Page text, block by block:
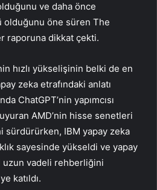
ve daha önce
olduğunu öne süren The
raporuna dikkat çekti.
hızlı yükselişinin belki de en
zeka etrafındaki anlatı
ChatGPT’nin yapımcısı
AMD’nin hisse senetleri
sürdürürken, IBM yapay zeka
sayesinde yükseldi ve yapay
uzun vadeli rehberliğini
katıldı.